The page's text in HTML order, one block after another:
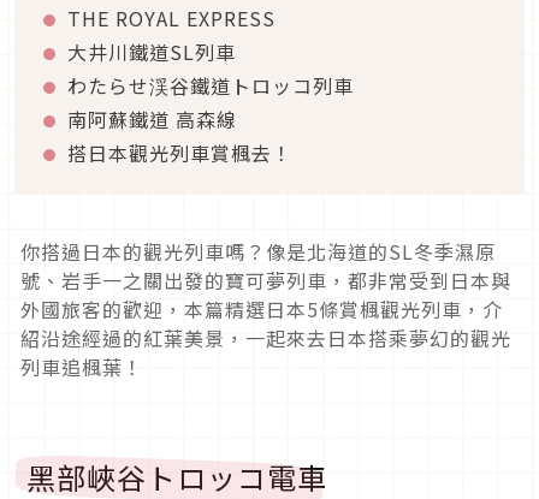
THE ROYAL EXPRESS
大井川鐵道SL列車
わたらせ渓谷鐵道トロッコ列車
南阿蘇鐵道 高森線
搭日本觀光列車賞楓去！
你搭過日本的觀光列車嗎？像是北海道的SL冬季濕原
號、岩手一之關出發的寶可夢列車，都非常受到日本與
外國旅客的歡迎，本篇精選日本5條賞楓觀光列車，介
紹沿途經過的紅葉美景，一起來去日本搭乘夢幻的觀光
列車追楓葉！
黑部峽谷トロッコ電車